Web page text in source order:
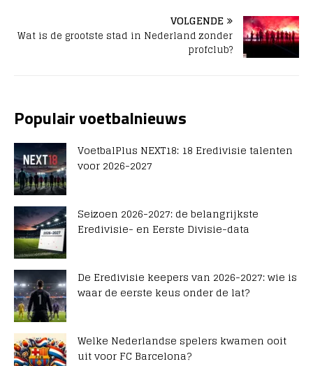
VOLGENDE
Wat is de grootste stad in Nederland zonder
profclub?
Populair voetbalnieuws
VoetbalPlus NEXT18: 18 Eredivisie talenten
voor 2026-2027
Seizoen 2026-2027: de belangrijkste
Eredivisie- en Eerste Divisie-data
De Eredivisie keepers van 2026-2027: wie is
waar de eerste keus onder de lat?
Welke Nederlandse spelers kwamen ooit
uit voor FC Barcelona?